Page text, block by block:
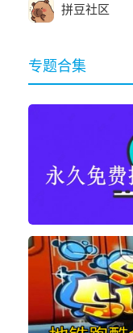
拼豆社区
专题合集